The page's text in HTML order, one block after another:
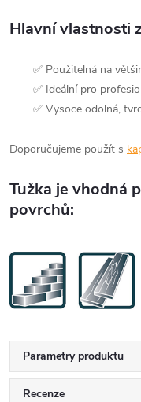
Hlavní vlastnosti
✅ Použitelná na
✅ Ideální pro
✅ Vysoce odolná,
Doporučujeme použít s
Tužka je vhodná
povrchů:
Parametry produktu
Recenze